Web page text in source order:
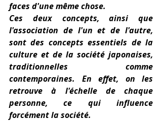
faces d'une même chose.
Ces deux concepts, ainsi que
l'association de l'un et de l'autre,
sont des concepts essentiels de la
culture et de la société japonaises,
traditionnelles comme
contemporaines. En effet, on les
retrouve à l'échelle de chaque
personne, ce qui influence
forcément la société.